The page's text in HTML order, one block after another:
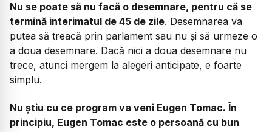
Nu se poate să nu facă o desemnare, pentru că se
termină interimatul de 45 de zile. Desemnarea va
putea să treacă prin parlament sau nu și să urmeze o
a doua desemnare. Dacă nici a doua desemnare nu
trece, atunci mergem la alegeri anticipate, e foarte
simplu.
Nu știu cu ce program va veni Eugen Tomac. În
principiu, Eugen Tomac este o persoană cu bun